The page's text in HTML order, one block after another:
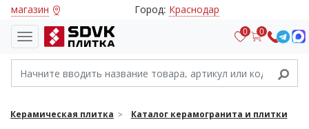
магазин Город: Краснодар
0 0
Керамическая плитка
Каталог керамогранита и плитки